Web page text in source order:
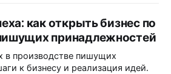
как открыть бизнес по
принадлежностей
в производстве пишущих
к бизнесу и реализация идей.